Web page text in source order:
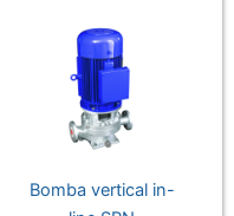
Bomba vertical in-